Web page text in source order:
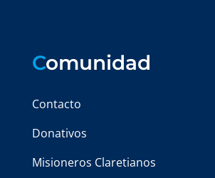
Comunidad
Contacto
Donativos
Misioneros Claretianos